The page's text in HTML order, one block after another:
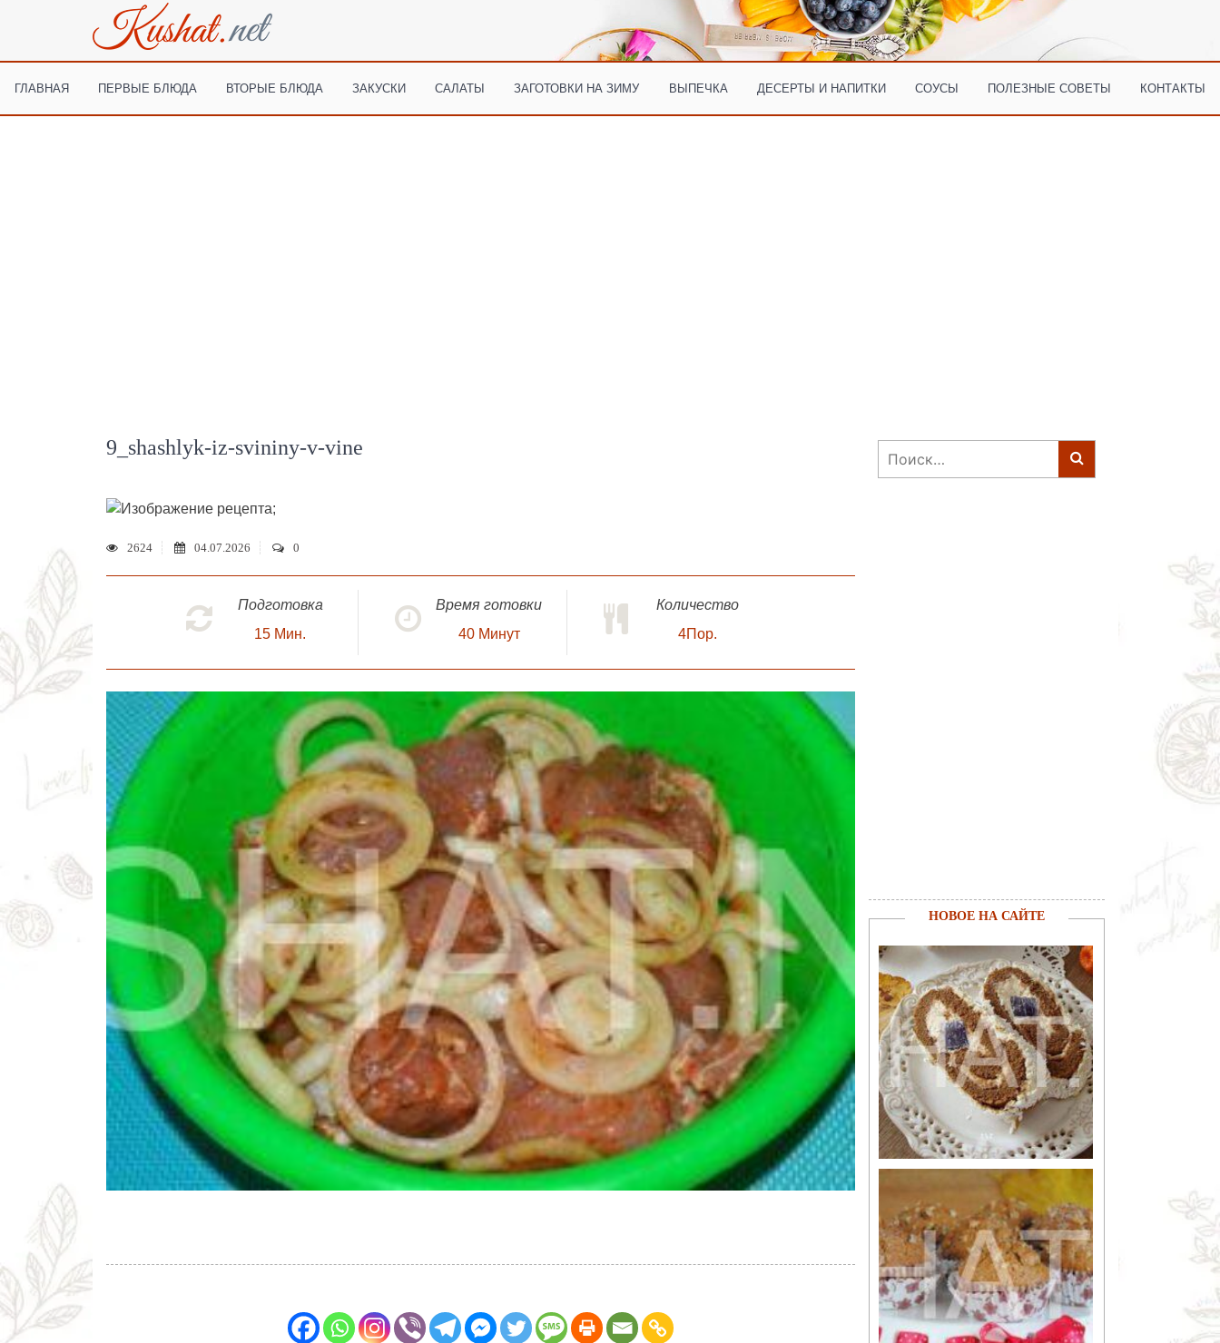
ГЛАВНАЯ ПЕРВЫЕ БЛЮДА ВТОРЫЕ БЛЮДА ЗАКУСКИ САЛАТЫ ЗАГОТОВКИ НА ЗИМУ ВЫПЕЧКА ДЕСЕРТЫ И НАПИТКИ СОУСЫ ПОЛЕЗНЫЕ СОВЕТЫ КОНТАКТЫ
9_shashlyk-iz-svininy-v-vine
;
2624 04.07.2026 0
Подготовка
15 Мин.
Время готовки
40 Минут
Количество
4Пор.
Найти:
НОВОЕ НА САЙТЕ